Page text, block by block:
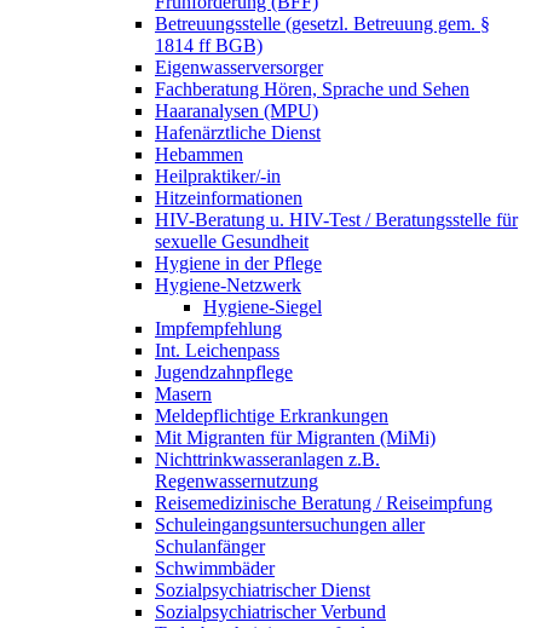
Betreuungsstelle (gesetzl. Betreuung gem. §
1814 ff BGB)
Eigenwasserversorger
Fachberatung Hören, Sprache und Sehen
Haaranalysen (MPU)
Hafenärztliche Dienst
Hebammen
Heilpraktiker/-in
Hitzeinformationen
HIV-Beratung u. HIV-Test / Beratungsstelle für
sexuelle Gesundheit
Hygiene in der Pflege
Hygiene-Netzwerk
Hygiene-Siegel
Impfempfehlung
Int. Leichenpass
Jugendzahnpflege
Masern
Meldepflichtige Erkrankungen
Mit Migranten für Migranten (MiMi)
Nichttrinkwasseranlagen z.B.
Regenwassernutzung
Reisemedizinische Beratung / Reiseimpfung
Schuleingangsuntersuchungen aller
Schulanfänger
Schwimmbäder
Sozialpsychiatrischer Dienst
Sozialpsychiatrischer Verbund